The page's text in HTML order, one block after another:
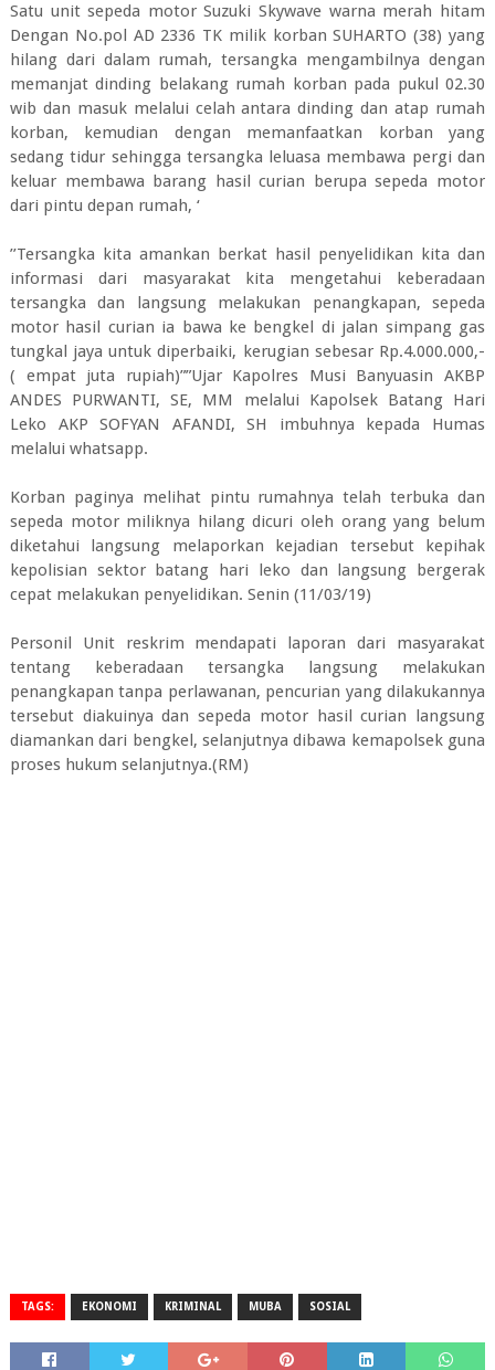
Satu unit sepeda motor Suzuki Skywave warna merah hitam
Dengan No.pol AD 2336 TK milik korban SUHARTO (38) yang
hilang dari dalam rumah, tersangka mengambilnya dengan
memanjat dinding belakang rumah korban pada pukul 02.30
wib dan masuk melalui celah antara dinding dan atap rumah
korban, kemudian dengan memanfaatkan korban yang
sedang tidur sehingga tersangka leluasa membawa pergi dan
keluar membawa barang hasil curian berupa sepeda motor
dari pintu depan rumah, ‘
’’Tersangka kita amankan berkat hasil penyelidikan kita dan
informasi dari masyarakat kita mengetahui keberadaan
tersangka dan langsung melakukan penangkapan, sepeda
motor hasil curian ia bawa ke bengkel di jalan simpang gas
tungkal jaya untuk diperbaiki, kerugian sebesar Rp.4.000.000,-
( empat juta rupiah)””Ujar Kapolres Musi Banyuasin AKBP
ANDES PURWANTI, SE, MM melalui Kapolsek Batang Hari
Leko AKP SOFYAN AFANDI, SH imbuhnya kepada Humas
melalui whatsapp.
Korban paginya melihat pintu rumahnya telah terbuka dan
sepeda motor miliknya hilang dicuri oleh orang yang belum
diketahui langsung melaporkan kejadian tersebut kepihak
kepolisian sektor batang hari leko dan langsung bergerak
cepat melakukan penyelidikan. Senin (11/03/19)
Personil Unit reskrim mendapati laporan dari masyarakat
tentang keberadaan tersangka langsung melakukan
penangkapan tanpa perlawanan, pencurian yang dilakukannya
tersebut diakuinya dan sepeda motor hasil curian langsung
diamankan dari bengkel, selanjutnya dibawa kemapolsek guna
proses hukum selanjutnya.(RM)
TAGS: EKONOMI KRIMINAL MUBA SOSIAL